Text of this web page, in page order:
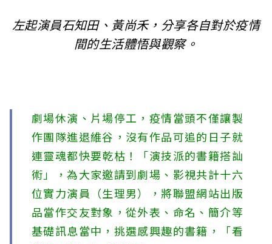
s
h
s
左起演員石知田、黃尚禾，分享各自對於疫情
間的生活體悟與觀察。
劇場休演、片場停工，疫情當頭不僅讓製
作團隊進退維谷，沒有作品可追的日子就
連靈魂都快要乾枯！「演技派的書籍搭訕
術」，為大家邀請到劇場、影視共計十六
位實力演員（生理男），將聯盟網站出版
品當作交友對象，從外表、命名、簡介等
基礎訊息當中，挑選感興趣的書籍，「看